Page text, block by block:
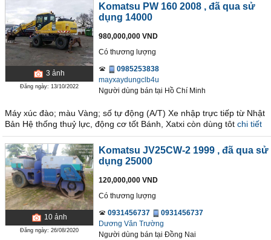
3 ảnh
Đăng ngày: 13/10/2022
Komatsu PW 160 2008 , đã qua sử
dụng 14000
980,000,000 VND
Có thương lượng
0985253838
mayxaydungclb4u
Người dùng bán tại Hồ Chí Minh
Máy xúc đào; màu Vàng; số tự động (A/T) Xe nhập trực tiếp từ Nhật
Bản Hệ thống thuỷ lực, động cơ tốt Bánh, Xatxi còn dùng tôt chi tiết
10ảnh
Đăng ngày: 26/08/2020
Komatsu JV25CW-2 1999 , đã qua sử
dụng 25000
120,000,000 VND
Có thương lượng
0931456737
0931456737
Dương Văn Trường
Người dùng bán tại Ðồng Nai